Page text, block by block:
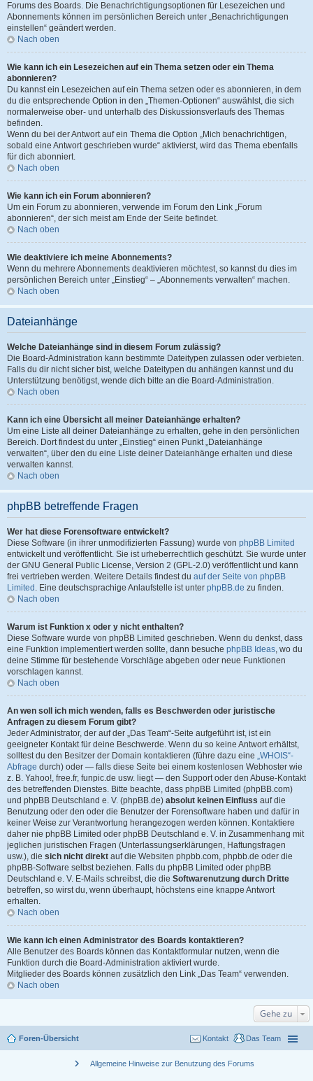
Forums des Boards. Die Benachrichtigungsoptionen für Lesezeichen und
Abonnements können im persönlichen Bereich unter „Benachrichtigungen
einstellen“ geändert werden.
Nach oben
Wie kann ich ein Lesezeichen auf ein Thema setzen oder ein Thema
abonnieren?
Du kannst ein Lesezeichen auf ein Thema setzen oder es abonnieren, in dem
du die entsprechende Option in den „Themen-Optionen“ auswählst, die sich
normalerweise ober- und unterhalb des Diskussionsverlaufs des Themas
befinden.
Wenn du bei der Antwort auf ein Thema die Option „Mich benachrichtigen,
sobald eine Antwort geschrieben wurde“ aktivierst, wird das Thema ebenfalls
für dich abonniert.
Nach oben
Wie kann ich ein Forum abonnieren?
Um ein Forum zu abonnieren, verwende im Forum den Link „Forum
abonnieren“, der sich meist am Ende der Seite befindet.
Nach oben
Wie deaktiviere ich meine Abonnements?
Wenn du mehrere Abonnements deaktivieren möchtest, so kannst du dies im
persönlichen Bereich unter „Einstieg“ – „Abonnements verwalten“ machen.
Nach oben
Dateianhänge
Welche Dateianhänge sind in diesem Forum zulässig?
Die Board-Administration kann bestimmte Dateitypen zulassen oder verbieten.
Falls du dir nicht sicher bist, welche Dateitypen du anhängen kannst und du
Unterstützung benötigst, wende dich bitte an die Board-Administration.
Nach oben
Kann ich eine Übersicht all meiner Dateianhänge erhalten?
Um eine Liste all deiner Dateianhänge zu erhalten, gehe in den persönlichen
Bereich. Dort findest du unter „Einstieg“ einen Punkt „Dateianhänge
verwalten“, über den du eine Liste deiner Dateianhänge erhalten und diese
verwalten kannst.
Nach oben
phpBB betreffende Fragen
Wer hat diese Forensoftware entwickelt?
Diese Software (in ihrer unmodifizierten Fassung) wurde von phpBB Limited
entwickelt und veröffentlicht. Sie ist urheberrechtlich geschützt. Sie wurde unter
der GNU General Public License, Version 2 (GPL-2.0) veröffentlicht und kann
frei vertrieben werden. Weitere Details findest du auf der Seite von phpBB
Limited . Eine deutschsprachige Anlaufstelle ist unter phpBB.de zu finden.
Nach oben
Warum ist Funktion x oder y nicht enthalten?
Diese Software wurde von phpBB Limited geschrieben. Wenn du denkst, dass
eine Funktion implementiert werden sollte, dann besuche phpBB Ideas, wo du
deine Stimme für bestehende Vorschläge abgeben oder neue Funktionen
vorschlagen kannst.
Nach oben
An wen soll ich mich wenden, falls es Beschwerden oder juristische
Anfragen zu diesem Forum gibt?
Jeder Administrator, der auf der „Das Team“-Seite aufgeführt ist, ist ein
geeigneter Kontakt für deine Beschwerde. Wenn du so keine Antwort erhältst,
solltest du den Besitzer der Domain kontaktieren (führe dazu eine „WHOIS“-
Abfrage durch) oder — falls diese Seite bei einem kostenlosen Webhoster wie
z. B. Yahoo!, free.fr, funpic.de usw. liegt — den Support oder den Abuse-Kontakt
des betreffenden Dienstes. Bitte beachte, dass phpBB Limited (phpBB.com)
und phpBB Deutschland e. V. (phpBB.de) absolut keinen Einfluss auf die
Benutzung oder den oder die Benutzer der Forensoftware haben und dafür in
keiner Weise zur Verantwortung herangezogen werden können. Kontaktiere
daher nie phpBB Limited oder phpBB Deutschland e. V. in Zusammenhang mit
jeglichen juristischen Fragen (Unterlassungserklärungen, Haftungsfragen
usw.), die sich nicht direkt auf die Websiten phpbb.com, phpbb.de oder die
phpBB-Software selbst beziehen. Falls du phpBB Limited oder phpBB
Deutschland e. V. E-Mails schreibst, die die Softwarenutzung durch Dritte
betreffen, so wirst du, wenn überhaupt, höchstens eine knappe Antwort
erhalten.
Nach oben
Wie kann ich einen Administrator des Boards kontaktieren?
Alle Benutzer des Boards können das Kontaktformular nutzen, wenn die
Funktion durch die Board-Administration aktiviert wurde.
Mitglieder des Boards können zusätzlich den Link „Das Team“ verwenden.
Nach oben
Gehe zu
Foren-Übersicht Das Team
Kontakt
chevron_right Allgemeine Hinweise zur Benutzung des Forums